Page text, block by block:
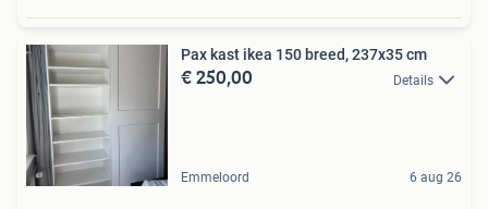
Pax kast ikea 150 breed, 237x35 cm
€ 250,00 Details
Emmeloord 6 aug 26